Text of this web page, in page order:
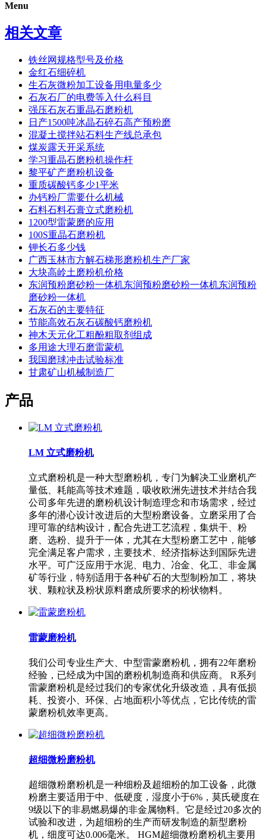
Menu
相关文章
铁丝网规格型号及价格
金红石细碎机
生石灰微粉加工设备用电量多少
石灰石厂的电费等入什么科目
强压石灰石重晶石磨粉机
日产1500吨冰晶石碎石高产预粉磨
混凝土搅拌站石料生产线总承包
煤炭露天开采系统
学习重晶石磨粉机操作杆
黎平矿产磨粉机设备
重质碳酸钙多少1平米
办钙粉厂需要什么机械
石料石料石膏立式磨粉机
1200型雷蒙磨的应用
100S重晶石磨粉机
钾长石多少钱
广西玉林市方解石梯形磨粉机生产厂家
大块高岭土磨粉机价格
东润预粉磨砂粉一体机东润预粉磨砂粉一体机东润预粉
磨砂粉一体机
石灰石的主要特征
节能高效石灰石碳酸钙磨粉机
神木天元化工粗酚粗取剂组成
多用途大理石磨雷蒙机
我国磨球冲击试验标准
甘肃矿山机械制造厂
产品
LM 立式磨粉机
立式磨粉机是一种大型磨粉机，专门为解决工业磨机产
量低、耗能高等技术难题，吸收欧洲先进技术并结合我
公司多年先进的磨粉机设计制造理念和市场需求，经过
多年的潜心设计改进后的大型粉磨设备。立磨采用了合
理可靠的结构设计，配合先进工艺流程，集烘干、粉
磨、选粉、提升于一体，尤其在大型粉磨工艺中，能够
完全满足客户需求，主要技术、经济指标达到国际先进
水平。可广泛应用于水泥、电力、冶金、化工、非金属
矿等行业，特别适用于各种矿石的大型制粉加工，将块
状、颗粒状及粉状原料磨成所要求的粉状物料。
雷蒙磨粉机
我们公司专业生产大、中型雷蒙磨粉机，拥有22年磨粉
经验，已经成为中国的磨粉机制造商和供应商。 R系列
雷蒙磨粉机是经过我们的专家优化升级改造，具有低损
耗、投资小、环保、占地面积小等优点，它比传统的雷
蒙磨粉机效率更高。
超细微粉磨粉机
超细微粉磨粉机是一种细粉及超细粉的加工设备，此微
粉磨主要适用于中、低硬度，湿度小于6%，莫氏硬度在
9级以下的非易燃易爆的非金属物料。它是经过20多次的
试验和改进，为超细粉的生产而研发制造的新型磨粉
机，细度可达0.006毫米。 HGM超细微粉磨粉机主要用